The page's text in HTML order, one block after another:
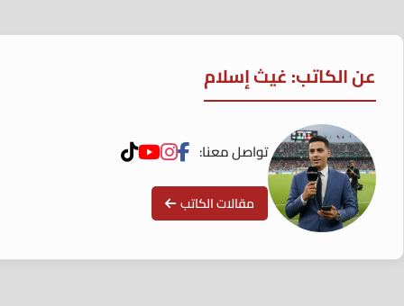
عن الكاتب: غيث إسلام
تواصل معنا:
مقالات الكاتب